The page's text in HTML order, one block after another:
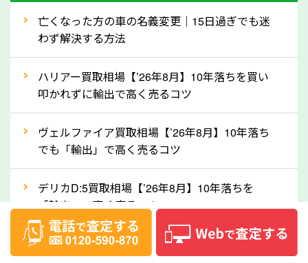
産車は高く買取が可能です。「廃車＝買取できない」
なら廃車の車も適正価格で買取できます。他社で買取
拒否となった車も価格がつく可能性があるので、諦め
ずに京都府の「ソコカラ」にご相談ください。古い車
でも高価買取が可能なケースは珍しくないため、まず
はWebで簡単にできる無料査定をお試しください。
実績」で確認できます。
⑤車内の簡単な清掃で買取価格アップも！
しばらく乗っていない車は、車内のシートや座席の下
亡くなった方の車の名義変更｜15日過ぎでも迷
わず解決する方法
ハリアー買取相場【’26年8月】10年落ちを買い
叩かれずに輸出で高く売るコツ
ヴェルファイア買取相場【’26年8月】10年落ち
でも「輸出」で高く売るコツ
デリカD:5買取相場【’26年8月】10年落ちを
「輸出」で高く売るコツ
【2026年8月】車査定は個人情報なし・電話な